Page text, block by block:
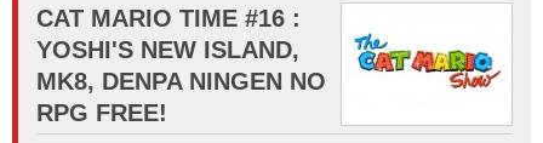
CAT MARIO TIME #16 :
YOSHI'S NEW ISLAND,
MK8, DENPA NINGEN NO
RPG FREE!